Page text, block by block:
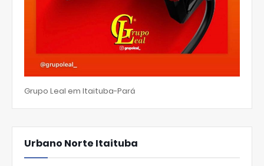
Grupo Leal em Itaituba-Pará
Urbano Norte Itaituba